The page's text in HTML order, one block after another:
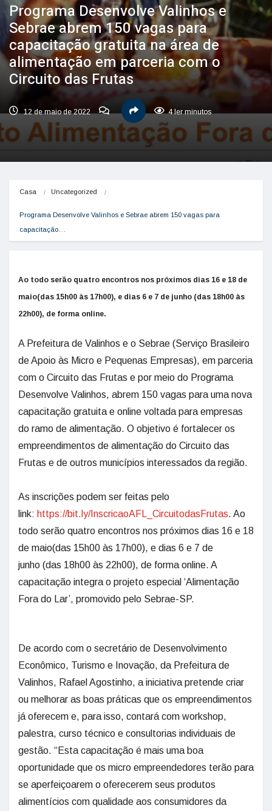
Programa Desenvolve Valinhos e
Sebrae abrem 150 vagas para
capacitação gratuita na área de
alimentação em parceria com o
Circuito das Frutas
12 de maio de 2022 4 ler minutos
Casa Uncategorized
Programa Desenvolve Valinhos e Sebrae abrem 150 vagas para
capacitação…
Ao todo serão quatro encontros nos próximos dias 16 e 18 de
maio(das 15h00 às 17h00), e dias 6 e 7 de junho (das 18h00 às
22h00), de forma online.
A Prefeitura de Valinhos e o Sebrae (Serviço Brasileiro
de Apoio às Micro e Pequenas Empresas), em parceria
com o Circuito das Frutas e por meio do Programa
Desenvolve Valinhos, abrem 150 vagas para uma nova
capacitação gratuita e online voltada para empresas
do ramo de alimentação. O objetivo é fortalecer os
empreendimentos de alimentação do Circuito das
Frutas e de outros municípios interessados da região.
As inscrições podem ser feitas pelo
link: https://bit.ly/InscricaoAFL_CircuitodasFrutas. Ao
todo serão quatro encontros nos próximos dias 16 e 18
de maio(das 15h00 às 17h00), e dias 6 e 7 de
junho (das 18h00 às 22h00), de forma online. A
capacitação integra o projeto especial ‘Alimentação
Fora do Lar’, promovido pelo Sebrae-SP.
De acordo com o secretário de Desenvolvimento
Econômico, Turismo e Inovação, da Prefeitura de
Valinhos, Rafael Agostinho, a iniciativa pretende criar
ou melhorar as boas práticas que os empreendimentos
já oferecem e, para isso, contará com workshop,
palestra, curso técnico e consultorias individuais de
gestão. “Esta capacitação é mais uma boa
oportunidade que os micro empreendedores terão para
se aperfeiçoarem o oferecerem seus produtos
alimentícios com qualidade aos consumidores da